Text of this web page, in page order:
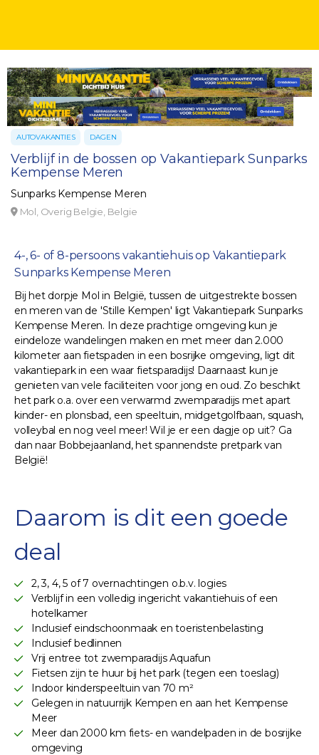
AUTOVAKANTIES DAGEN
Verblijf in de bossen op Vakantiepark Sunparks
Kempense Meren
Sunparks Kempense Meren
Mol, Overig Belgie, Belgie
4-, 6- of 8-persoons vakantiehuis op Vakantiepark
Sunparks Kempense Meren
Bij het dorpje Mol in België, tussen de uitgestrekte bossen
en meren van de 'Stille Kempen' ligt Vakantiepark Sunparks
Kempense Meren. In deze prachtige omgeving kun je
eindeloze wandelingen maken en met meer dan 2.000
kilometer aan fietspaden in een bosrijke omgeving, ligt dit
vakantiepark in een waar fietsparadijs! Daarnaast kun je
genieten van vele faciliteiten voor jong en oud. Zo beschikt
het park o.a. over een verwarmd zwemparadijs met apart
kinder- en plonsbad, een speeltuin, midgetgolfbaan, squash,
volleybal en nog veel meer! Wil je er een dagje op uit? Ga
dan naar Bobbejaanland, het spannendste pretpark van
België!
Daarom is dit een goede
deal
2, 3, 4, 5 of 7 overnachtingen o.b.v. logies
Verblijf in een volledig ingericht vakantiehuis of een
hotelkamer
Inclusief eindschoonmaak en toeristenbelasting
Inclusief bedlinnen
Vrij entree tot zwemparadijs Aquafun
Fietsen zijn te huur bij het park (tegen een toeslag)
Indoor kinderspeeltuin van 70 m²
Gelegen in natuurrijk Kempen en aan het Kempense
Meer
Meer dan 2000 km fiets- en wandelpaden in de bosrijke
omgeving